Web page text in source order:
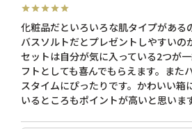
化粧品だといろいろな肌タイプがある
バスソルトだとプレゼントしやすいの
セットは自分が気に入っている2つが
フトとしても喜んでもらえます。また
スタイムにぴったりです。かわいい箱